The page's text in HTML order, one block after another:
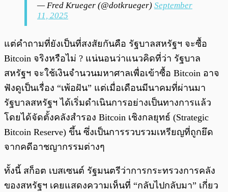
— Fred Krueger (@dotkrueger) September
11, 2025
แต่คำถามที่ยังเป็นที่สงสัยกันคือ รัฐบาลสหรัฐฯ จะซื้อ
Bitcoin จริงหรือไม่ ? แน่นอนว่าแนวคิดที่ว่า รัฐบาล
สหรัฐฯ จะใช้เงินจำนวนมหาศาลเพื่อเข้าซื้อ Bitcoin อาจ
ฟังดูเป็นเรื่อง “เพ้อฝัน” แต่เมื่อเดือนมีนาคมที่ผ่านมา
รัฐบาลสหรัฐฯ ได้เริ่มดำเนินการอย่างเป็นทางการแล้ว
โดยได้จัดตั้งคลังสำรอง Bitcoin เชิงกลยุทธ์ (Strategic
Bitcoin Reserve) ขึ้น ซึ่งเป็นการรวบรวมเหรียญที่ถูกยึด
จากคดีอาชญากรรมต่างๆ
ทั้งนี้ สก็อต เบสเซนต์ รัฐมนตรีว่าการกระทรวงการคลัง
ของสหรัฐฯ เคยแสดงความเห็นที่ “กลับไปกลับมา” เกี่ยว